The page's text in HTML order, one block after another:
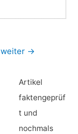
weiter →
Artikel
faktengeprüf
t und
nochmals